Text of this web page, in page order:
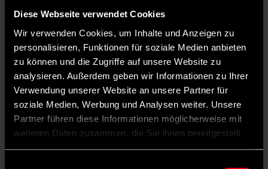
Diese Webseite verwendet Cookies
Wir verwenden Cookies, um Inhalte und Anzeigen zu
personalisieren, Funktionen für soziale Medien anbieten
zu können und die Zugriffe auf unsere Website zu
analysieren. Außerdem geben wir Informationen zu Ihrer
Verwendung unserer Website an unsere Partner für
soziale Medien, Werbung und Analysen weiter. Unsere
Partner führen diese Informationen möglicherweise mit
weiteren Daten zusammen, die Sie ihnen bereitgestellt